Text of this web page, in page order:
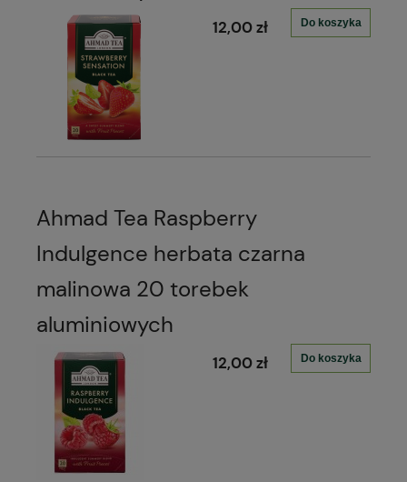
12,00 zł Do koszyka
Ahmad Tea Raspberry
Indulgence herbata czarna
malinowa 20 torebek
aluminiowych
12,00 zł Do koszyka